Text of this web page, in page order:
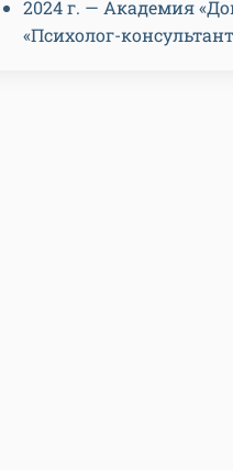
2024 г. — Академия
«Психолог-